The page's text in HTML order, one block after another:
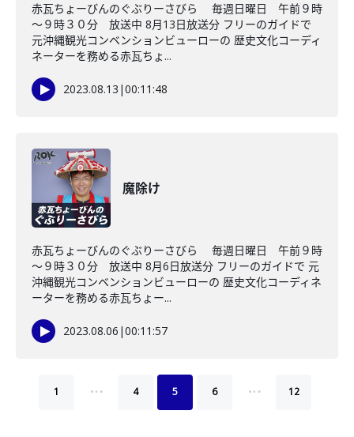
赤瓦ちょーびんのぐぶりーさびら 毎週日曜日 午前９時
～９時３０分 放送中 8月13日放送分 フリーのガイドで
元沖縄観光コンベンションビューローの 歴史文化コーディ
ネーターを務める赤瓦ちょ...
2023.08.13 |00:11:48
魔除け
赤瓦ちょーびんのぐぶりーさびら 毎週日曜日 午前９時
～９時３０分 放送中 8月6日放送分 フリーのガイドで 元
沖縄観光コンベンションビューローの 歴史文化コーディネ
ーターを務める赤瓦ちょー...
2023.08.06 |00:11:57
1 … 4 5 6 … 12